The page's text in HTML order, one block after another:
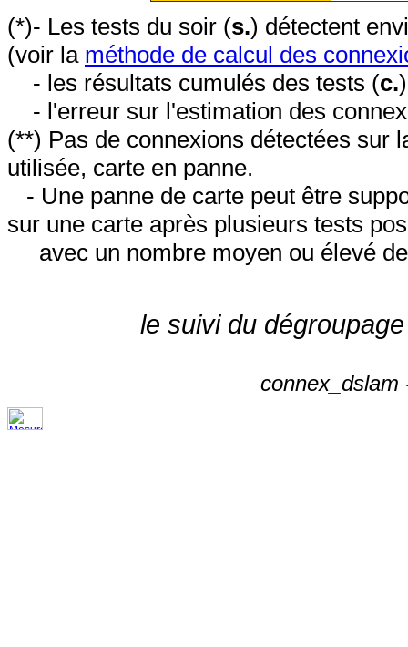
(*)- Les tests du soir (s.) détectent
(voir la méthode de calcul des
- les résultats cumulés des tests (c.
- l'erreur sur l'estimation des
(**) Pas de connexions détectées sur
utilisée, carte en panne.
- Une panne de carte peut être
sur une carte après plusieurs tests
avec un nombre moyen ou élevé
le suivi du
connex_dslam